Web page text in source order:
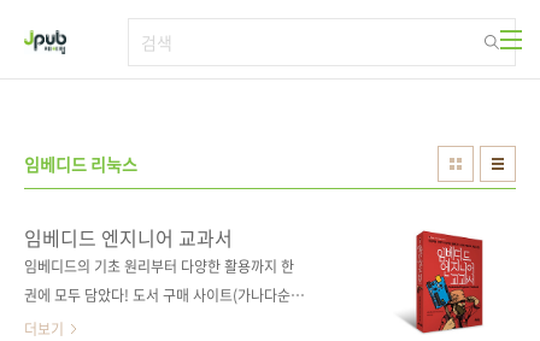
임베디드 리눅스
임베디드 엔지니어 교과서
임베디드의 기초 원리부터 다양한 활용까지 한
권에 모두 담았다! 도서 구매 사이트(가나다순)
[교보문고] [도서11번가] [반디앤루니스] [알라
더보기